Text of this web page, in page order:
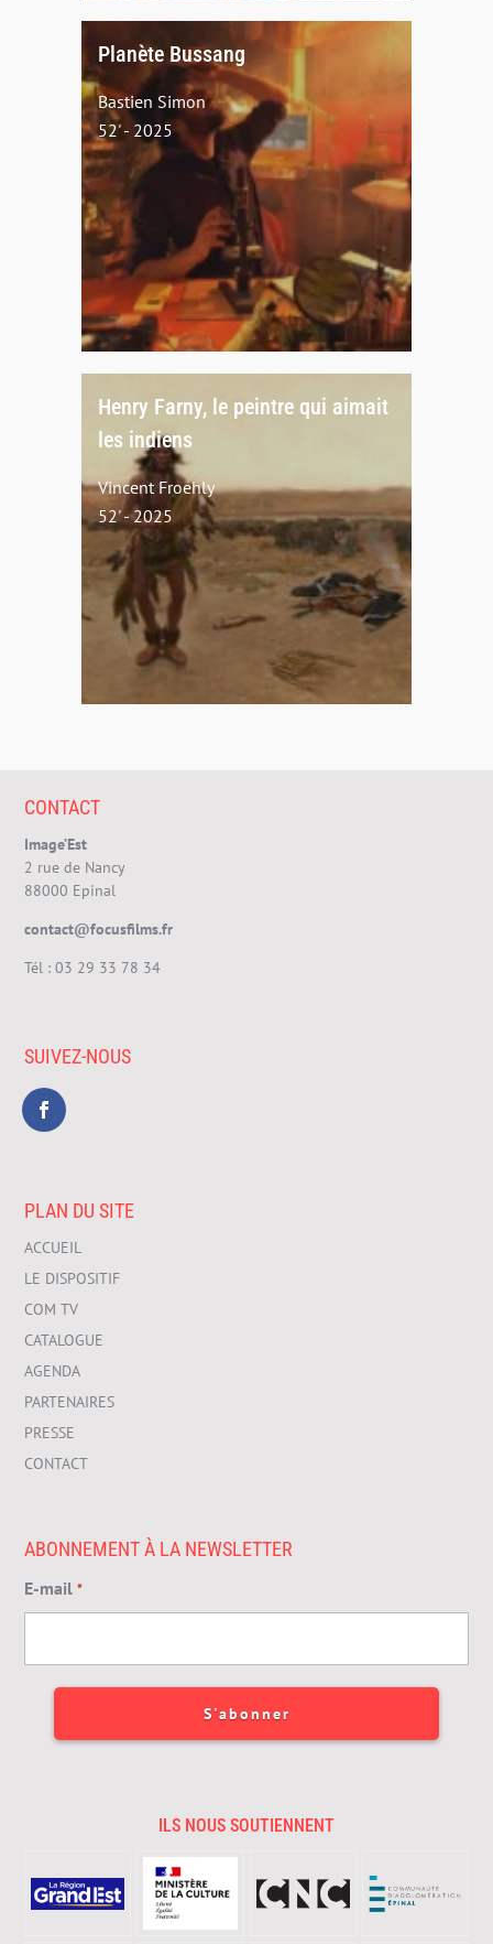
Planète Bussang
Bastien Simon
52' - 2025
Henry Farny, le peintre qui aimait
les indiens
Vincent Froehly
52' - 2025
CONTACT
Image’Est
2 rue de Nancy
88000 Epinal
contact@focusfilms.fr
Tél :03 29 33 78 34
SUIVEZ-NOUS
PLAN DU SITE
ACCUEIL
LE DISPOSITIF
COM TV
CATALOGUE
AGENDA
PARTENAIRES
PRESSE
CONTACT
ABONNEMENT À LA NEWSLETTER
E-mail *
ILS NOUS SOUTIENNENT